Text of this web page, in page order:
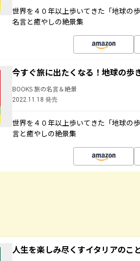
世界を４０年以上歩いてきた「地球の
名言と癒やしの絶景集
今すぐ旅に出たくなる！地球の歩
BOOKS 旅の名言＆絶景
2022.11.18 発売
世界を４０年以上歩いてきた「地球の
言と癒やしの絶景集
人生を楽しみ尽くすイタリアのこ